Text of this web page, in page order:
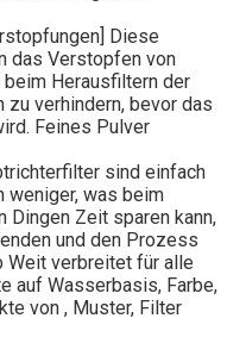
Diese
das Verstopfen von
beim Herausfiltern der
verhindern, bevor das
Feines Pulver
sind einfach
weniger, was beim
Dingen Zeit sparen kann,
und den Prozess
Weit verbreitet für alle
auf Wasserbasis, Farbe,
von , Muster, Filter